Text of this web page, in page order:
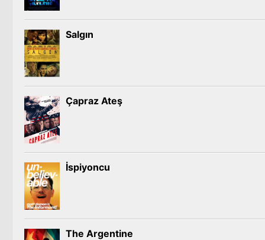
Salgın
Çapraz Ateş
İspiyoncu
The Argentine